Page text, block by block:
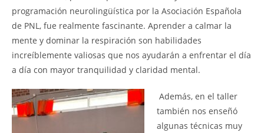
programación neurolingüística por la Asociación Española
de PNL, fue realmente fascinante. Aprender a calmar la
mente y dominar la respiración son habilidades
increíblemente valiosas que nos ayudarán a enfrentar el día
a día con mayor tranquilidad y claridad mental.
Además, en el taller
también nos enseñó
algunas técnicas muy